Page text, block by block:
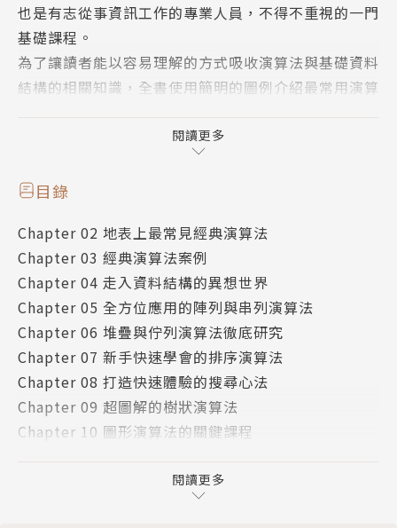
也是有志從事資訊工作的專業人員，不得不重視的一門
基礎課程。
為了讓讀者能以容易理解的方式吸收演算法與基礎資料
結構的相關知識，全書使用簡明的圖例介紹最常用演算
法、疊代法、枚舉法、回溯法，並實作許多經典案例，
如：字串反轉（String Reversal）、迴文（Palindro
me）、整數反轉（Integer Reversal）、判斷兩字是
…等等。同時應用不同演算法延伸出重要資料結構，例
如：陣列、鏈結串列、堆疊、佇列、樹狀結構、排序、
搜尋、雜湊…等，搭配這幾年快速竄紅的JavaScript
程式語言舉例實作，是您入門演算法的最佳首選。
本書特色：
✔演算法最佳首選：配合實作程式碼，將各種演算法應
用在程式設計的領域
✔強化程式設計邏輯：豐富圖例闡述基礎，將演算法做
最簡明的詮釋及舉例
閱讀更多
目錄
Chapter 02 地表上最常見經典演算法
Chapter 03 經典演算法案例
Chapter 04 走入資料結構的異想世界
Chapter 05 全方位應用的陣列與串列演算法
Chapter 06 堆疊與佇列演算法徹底研究
Chapter 07 新手快速學會的排序演算法
Chapter 08 打造快速體驗的搜尋心法
Chapter 09 超圖解的樹狀演算法
Chapter 10 圖形演算法的關鍵課程
Chapter 12 人工智慧演算法
Appendix A 開發環境與JavaScript快速入門
閱讀更多